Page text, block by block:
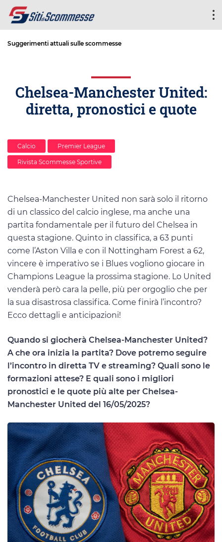
Suggerimenti attuali sulle scommesse
Chelsea-Manchester United:
diretta, pronostici e quote
Calcio Premier League
Rivista Scommesse Sportive
Chelsea-Manchester United non sarà solo il ritorno
di un classico del calcio inglese, ma anche una
partita fondamentale per il futuro del Chelsea in
questa stagione. Quinto in classifica, a 63 punti
come l’Aston Villa e con il Nottingham Forest a 62,
vincere è imperativo se i Blues vogliono giocare in
Champions League la prossima stagione. Lo United
venderà però cara la pelle, più per orgoglio che per
la sua disastrosa classifica. Come finirà l’incontro?
Ecco dettagli e anticipazioni!
Quando si giocherà Chelsea-Manchester United?
A che ora inizia la partita? Dove potremo seguire
l’incontro in diretta TV e streaming? Quali sono le
formazioni attese? E quali sono i migliori
pronostici e le quote più alte per Chelsea-
Manchester United del 16/05/2025?